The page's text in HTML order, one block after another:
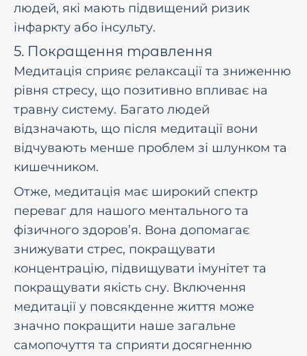
людей, які мають підвищений ризик
інфаркту або інсульту.
5. Покращення травлення
Медитація сприяє релаксації та зниженню
рівня стресу, що позитивно впливає на
травну систему. Багато людей
відзначають, що після медитації вони
відчувають менше проблем зі шлунком та
кишечником.
Отже, медитація має широкий спектр
переваг для нашого ментального та
фізичного здоров’я. Вона допомагає
знижувати стрес, покращувати
концентрацію, підвищувати імунітет та
покращувати якість сну. Включення
медитації у повсякденне життя може
значно покращити наше загальне
самопочуття та сприяти досягненню